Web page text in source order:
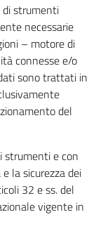
strumenti
necessarie
– motore di
connesse e/o
sono trattati in
del
strumenti e con
la sicurezza dei
32 e ss. del
vigente in